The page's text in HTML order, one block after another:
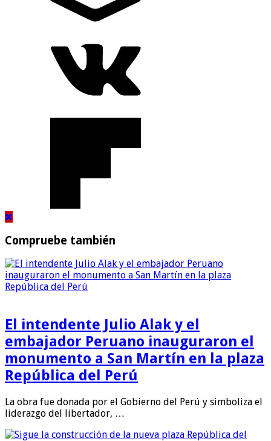
Compruebe también
El intendente Julio Alak y el
embajador Peruano inauguraron el
monumento a San Martín en la plaza
República del Perú
La obra fue donada por el Gobierno del Perú y simboliza el
liderazgo del libertador, …